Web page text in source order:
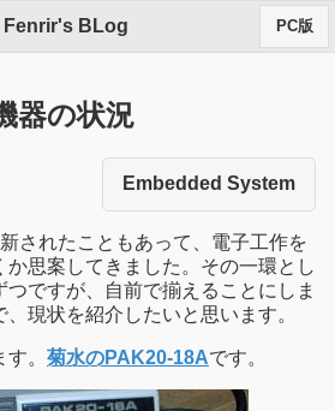
Fenrir's BLog PC版
器の状況
Embedded System
されたこともあって、電子工作を
か思案してきました。その一環とし
ですが、自前で揃えることにしま
現状を紹介したいと思います。
。 菊水のPAK20-18Aです。